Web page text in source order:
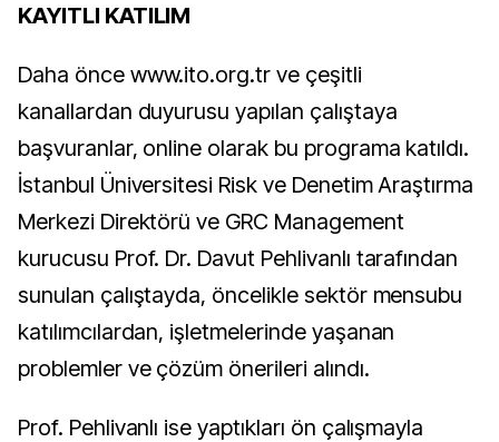
KAYITLI KATILIM
Daha önce www.ito.org.tr ve çeşitli
kanallardan duyurusu yapılan çalıştaya
başvuranlar, online olarak bu programa katıldı.
İstanbul Üniversitesi Risk ve Denetim Araştırma
Merkezi Direktörü ve GRC Management
kurucusu Prof. Dr. Davut Pehlivanlı tarafından
sunulan çalıştayda, öncelikle sektör mensubu
katılımcılardan, işletmelerinde yaşanan
problemler ve çözüm önerileri alındı.
Prof. Pehlivanlı ise yaptıkları ön çalışmayla